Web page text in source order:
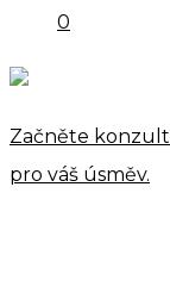
0
Začněte
pro váš úsměv.